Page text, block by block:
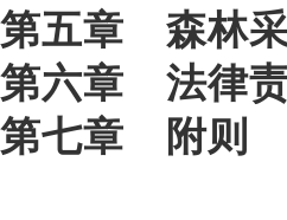
第五章 森林
第六章 法律
第七章 附则